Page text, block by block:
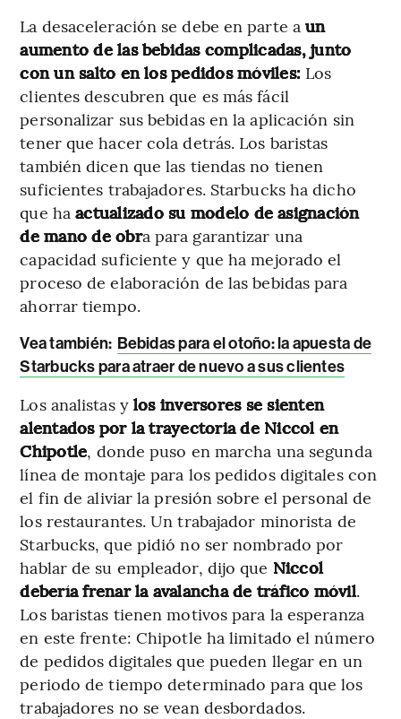
La desaceleración se debe en parte a un
aumento de las bebidas complicadas, junto
con un salto en los pedidos móviles: Los
clientes descubren que es más fácil
personalizar sus bebidas en la aplicación sin
tener que hacer cola detrás. Los baristas
también dicen que las tiendas no tienen
suficientes trabajadores. Starbucks ha dicho
que ha actualizado su modelo de asignación
de mano de obra para garantizar una
capacidad suficiente y que ha mejorado el
proceso de elaboración de las bebidas para
ahorrar tiempo.
Vea también: Bebidas para el otoño: la apuesta de
Starbucks para atraer de nuevo a sus clientes
Los analistas y los inversores se sienten
alentados por la trayectoria de Niccol en
Chipotle, donde puso en marcha una segunda
línea de montaje para los pedidos digitales con
el fin de aliviar la presión sobre el personal de
los restaurantes. Un trabajador minorista de
Starbucks, que pidió no ser nombrado por
hablar de su empleador, dijo que Niccol
debería frenar la avalancha de tráfico móvil.
Los baristas tienen motivos para la esperanza
en este frente: Chipotle ha limitado el número
de pedidos digitales que pueden llegar en un
periodo de tiempo determinado para que los
trabajadores no se vean desbordados.